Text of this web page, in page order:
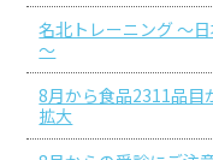
名北トレーニング ～
～
8月から食品2311品
拡大